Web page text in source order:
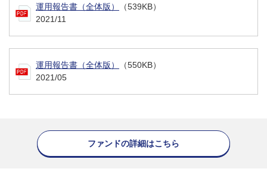
運用報告書（全体版）
（539KB）
2021/11
運用報告書（全体版）
（550KB）
2021/05
ファンドの詳細はこちら